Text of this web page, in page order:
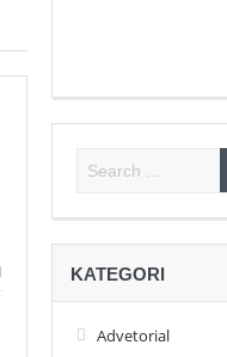
KATEGORI
Advetorial